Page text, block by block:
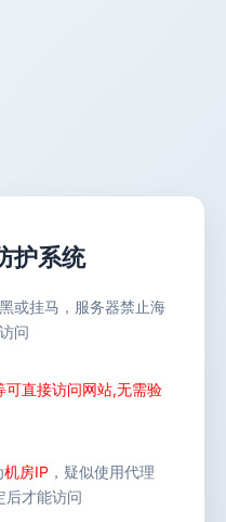
护系统
或挂马，服务器禁止海
问
可直接访问网站,无需验
机房IP ，疑似使用代理
后才能访问